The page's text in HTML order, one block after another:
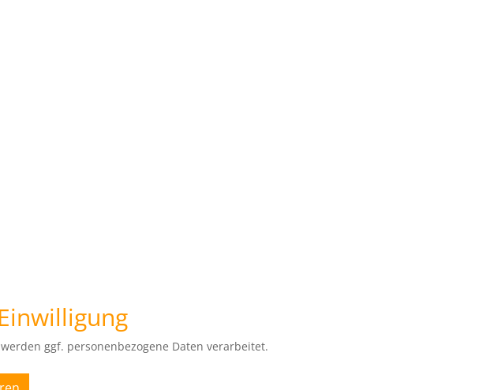
ggf. personenbezogene Daten verarbeitet.